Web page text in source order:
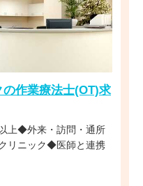
作業療法士(OT)求
上◆外来・訪問・通所
リニック◆医師と連携